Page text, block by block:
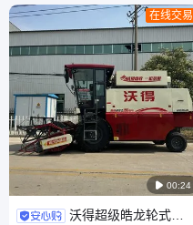
 00:24
在线交易
沃得超级皓龙轮式稻